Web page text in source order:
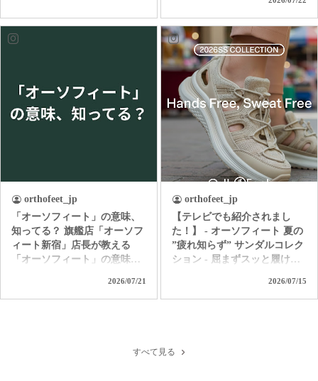
orthofeet_jp
「オーソフィート」の意味、
知ってる？ 旗艦店「オーソフ
ィート新宿」店長が教える
「オーソフィート」の意味。
体工学」をバックグラウンド
2026/07/21
orthofeet_jp
【テレビでも紹介されまし
た！】 - オーソフィート 夏の
”疲れ知らず” サンダルコレク
ション - 屈まずスッと履け
をサポート。 汗ばむ季節も1
元を守り、クッション性の高
2026/07/15
すべて見る